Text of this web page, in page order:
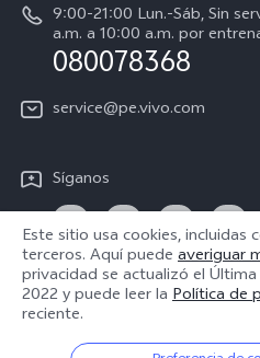
Declaración de privacidad de
9:00-21:00 Lun.-Sáb, Sin
a.m. a 10:00 a.m. por
080078368
service@pe.vivo.com
Síganos
Perú | Seleccione país/
Este sitio usa cookies, incluidas
terceros. Aquí puede averiguar
privacidad se actualizó el
2022 y puede leer la Política de
reciente.